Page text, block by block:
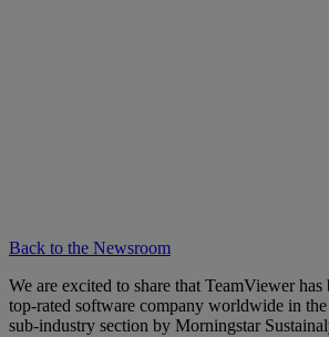
Back to the Newsroom
We are excited to share that TeamViewer has
top-rated software company worldwide in
sub-industry section by Morningstar